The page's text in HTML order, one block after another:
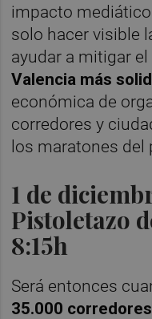
impacto
solo hacer visible
ayudar a mitigar el
Valencia más
económica de
corredores y
los maratones del
1 de
Pistoletazo
8:15h
Será entonces
35.000